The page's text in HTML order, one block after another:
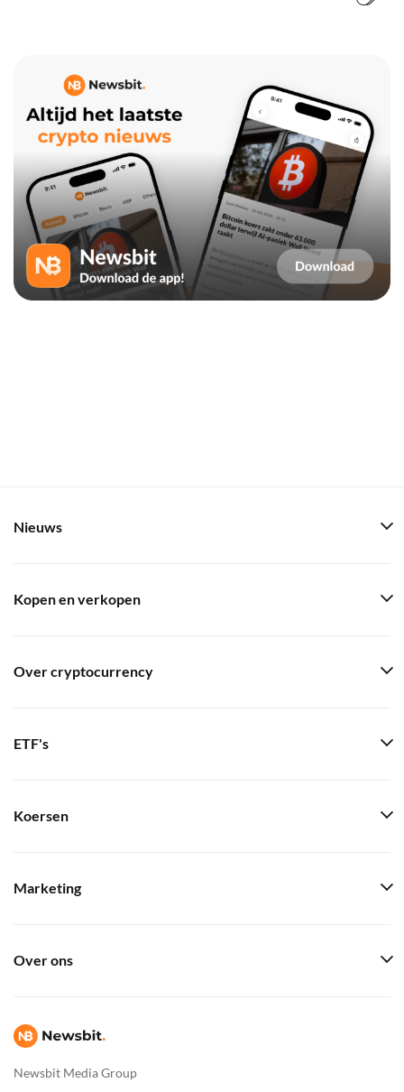
Newsbit Media Group
Nieuws
Kopen en verkopen
Over cryptocurrency
ETF's
Koersen
Marketing
Over ons